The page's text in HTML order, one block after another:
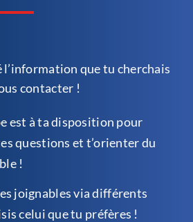
l’information que tu cherchais
contacter !
est à ta disposition pour
questions et t’orienter du
!
joignables via différents
celui que tu préfères !